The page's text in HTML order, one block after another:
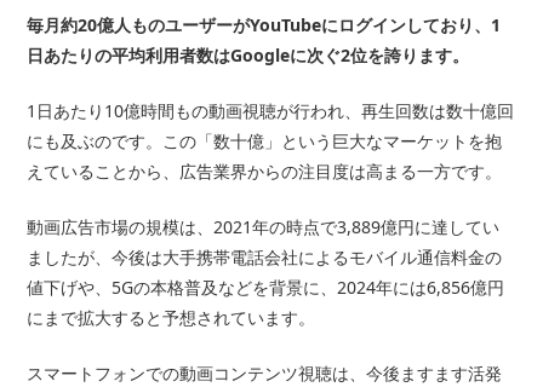
毎月約20億人ものユーザーがYouTubeにログインしており、1
日あたりの平均利用者数はGoogleに次ぐ2位を誇ります。
1日あたり10億時間もの動画視聴が行われ、再生回数は数十億回
にも及ぶのです。この「数十億」という巨大なマーケットを抱
えていることから、広告業界からの注目度は高まる一方です。
動画広告市場の規模は、2021年の時点で3,889億円に達してい
ましたが、今後は大手携帯電話会社によるモバイル通信料金の
値下げや、5Gの本格普及などを背景に、2024年には6,856億円
にまで拡大すると予想されています。
スマートフォンでの動画コンテンツ視聴は、今後ますます活発